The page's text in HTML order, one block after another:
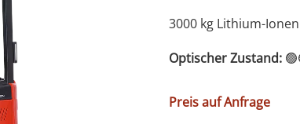
3000 kg Lithium-
Optischer Zustand:
Preis auf Anfrage